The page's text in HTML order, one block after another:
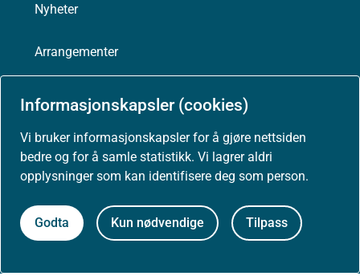
Informasjonskapsler (cookies)
Vi bruker informasjonskapsler for å gjøre nettsiden
bedre og for å samle statistikk. Vi lagrer aldri
opplysninger som kan identifisere deg som person.
Godta Kun nødvendige Tilpass
Nyheter
Arrangementer
Høringer
Presse
Om nettstedet